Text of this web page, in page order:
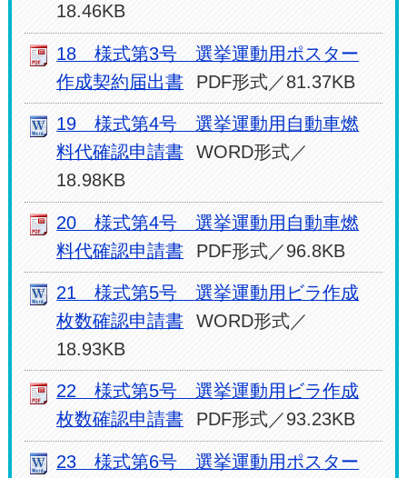
18.46KB
18 様式第3号 選挙運動用ポスター
作成契約届出書
PDF形式／81.37KB
19 様式第4号 選挙運動用自動車燃
料代確認申請書
WORD形式／
18.98KB
20 様式第4号 選挙運動用自動車燃
料代確認申請書
PDF形式／96.8KB
21 様式第5号 選挙運動用ビラ作成
枚数確認申請書
WORD形式／
18.93KB
22 様式第5号 選挙運動用ビラ作成
枚数確認申請書
PDF形式／93.23KB
23 様式第6号 選挙運動用ポスター